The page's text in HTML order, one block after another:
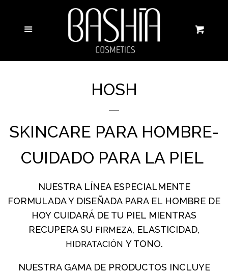
BASHÍA CLEAN
BASHÍA BRIDE
CURSOS/TALLERES
HOSH
SKINCARE PARA HOMBRE-
CUIDADO PARA LA PIEL
NUESTRA LÍNEA ESPECIALMENTE
FORMULADA Y DISEÑADA PARA EL HOMBRE DE
HOY CUIDARÁ DE TU PIEL MIENTRAS
RECUPERA SU FIRMEZA, ELASTICIDAD,
HIDRATACIÓN Y TONO.
NUESTRA GAMA DE PRODUCTOS INCLUYE